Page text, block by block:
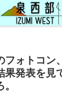
フォトコン
果発表を見